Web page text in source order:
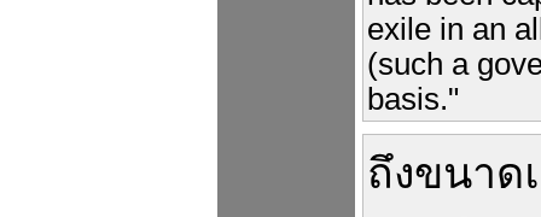
exile in an
(such a
basis."
ถึงขนาด